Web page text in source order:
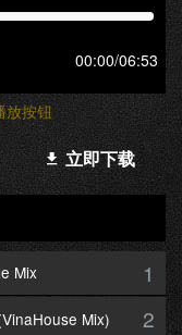
00:00/06:53
放按钮
立即下载
Mix 1
Mix) 2